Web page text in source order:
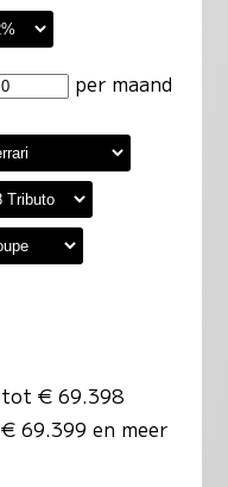
per maand
tot € 69.398
€ 69.399 en meer